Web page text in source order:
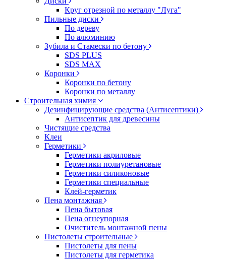
Круг отрезной по металлу "Луга"
Пильные диски
По дереву
По алюминию
Зубила и Стамески по бетону
SDS PLUS
SDS MAX
Коронки
Коронки по бетону
Коронки по металлу
Строительная химия
Дезинфицирующие средства (Антисептики)
Антисептик для древесины
Чистящие средства
Клеи
Герметики
Герметики акриловые
Герметики полиуретановые
Герметики силиконовые
Герметики специальные
Клей-герметик
Пена монтажная
Пена бытовая
Пена огнеупорная
Очиститель монтажной пены
Пистолеты строительные
Пистолеты для пены
Пистолеты для герметика